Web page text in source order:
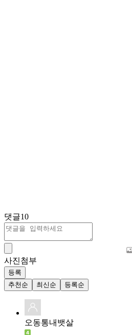
댓글10
사진첨부
등록
추천순
최신순 등록순
오동통내뱃살